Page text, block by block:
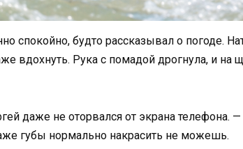
спокойно, будто рассказывал о погоде.
вдохнуть. Рука с помадой дрогнула, и на
даже не оторвался от экрана телефона.
губы нормально накрасить не можешь.